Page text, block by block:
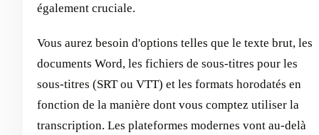
également cruciale.
Vous aurez besoin d'options telles que le texte brut, les
documents Word, les fichiers de sous-titres pour les
sous-titres (SRT ou VTT) et les formats horodatés en
fonction de la manière dont vous comptez utiliser la
transcription. Les plateformes modernes vont au-delà